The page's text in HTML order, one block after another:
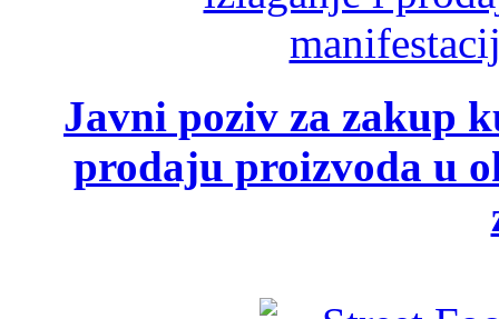
Javni poziv za zakup
prodaju proizvoda u